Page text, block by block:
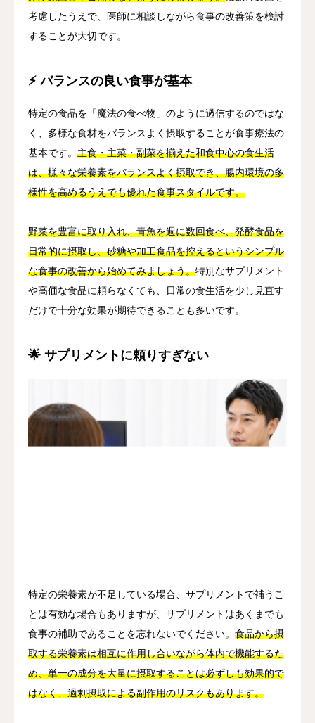
考慮したうえで、医師に相談しながら食事の改善策を検討
することが大切です。
⚡ バランスの良い食事が基本
特定の食品を「魔法の食べ物」のように過信するのではな
く、多様な食材をバランスよく摂取することが食事療法の
基本です。 主食・主菜・副菜を揃えた和食中心の食生活
は、様々な栄養素をバランスよく摂取でき、腸内環境の多
様性を高めるうえでも優れた食事スタイルです。
野菜を豊富に取り入れ、青魚を週に数回食べ、発酵食品を
日常的に摂取し、砂糖や加工食品を控えるというシンプル
な食事の改善から始めてみましょう。特別なサプリメント
や高価な食品に頼らなくても、日常の食生活を少し見直す
だけで十分な効果が期待できることも多いです。
🌟 サプリメントに頼りすぎない
特定の栄養素が不足している場合、サプリメントで補うこ
とは有効な場合もありますが、サプリメントはあくまでも
食事の補助であることを忘れないでください。 食品から摂
取する栄養素は相互に作用し合いながら体内で機能するた
め、単一の成分を大量に摂取することは必ずしも効果的で
はなく、過剰摂取による副作用のリスクもあります。